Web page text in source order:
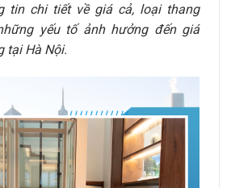
tin chi tiết về giá cả, loại thang
yếu tố ảnh hưởng đến giá
tạiHà Nội.